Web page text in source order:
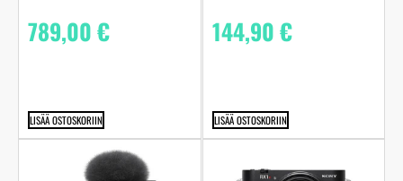
789,00€
LISÄÄ OSTOSKORIIN
144,90€
LISÄÄ OSTOSKORIIN